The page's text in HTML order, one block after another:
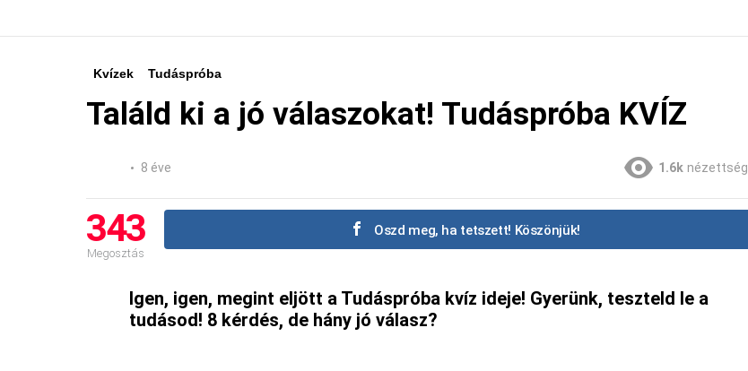
Kvízek Tudáspróba
Találd ki a jó válaszokat! Tudáspróba KVÍZ
8 éve 1.6k nézettség
343
Megosztás
Oszd meg, ha tetszett! Köszönjük!
Igen, igen, megint eljött a Tudáspróba kvíz ideje! Gyerünk, teszteld le a
tudásod! 8 kérdés, de hány jó válasz?